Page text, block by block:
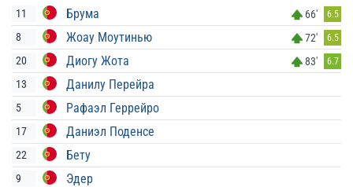
11 Брума 66' 6.5
8 Жоау Моутинью 72' 6.5
20 Диогу Жота 83' 6.7
13 Данилу Перейра
5 Рафаэл Геррейро
17 Даниэл Поденсе
22 Бету
9 Эдер